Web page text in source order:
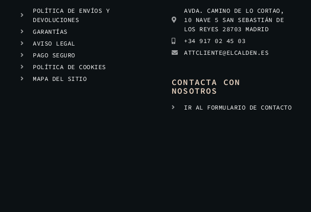
POLÍTICA DE ENVÍOS Y
DEVOLUCIONES
GARANTÍAS
AVISO LEGAL
PAGO SEGURO
POLÍTICA DE COOKIES
MAPA DEL SITIO
AVDA. CAMINO DE LO CORTAO,
10 NAVE 5 SAN SEBASTIÁN DE
LOS REYES 28703 MADRID
+34 917 02 45 03
ATTCLIENTE@ELCALDEN.ES
CONTACTA CON
NOSOTROS
IR AL FORMULARIO DE CONTACTO